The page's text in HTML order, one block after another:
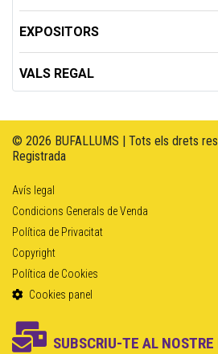
EXPOSITORS
VALS REGAL
© 2026 BUFALLUMS | Tots els drets
Registrada
Avís legal
Condicions Generals de Venda
Política de Privacitat
Copyright
Política de Cookies
Cookies panel
SUBSCRIU-TE AL